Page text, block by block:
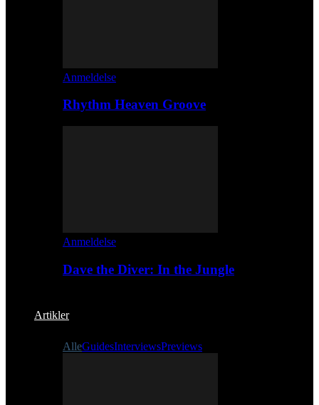
Anmeldelse
Rhythm Heaven Groove
Anmeldelse
Dave the Diver: In the Jungle
Artikler
AlleGuidesInterviewsPreviews